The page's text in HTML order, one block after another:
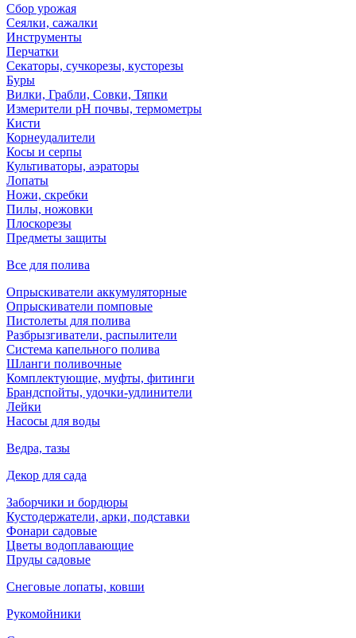
Сбор урожая
Сеялки, сажалки
Инструменты
Перчатки
Секаторы, сучкорезы, кусторезы
Буры
Вилки, Грабли, Совки, Тяпки
Измерители pH почвы, термометры
Кисти
Корнеудалители
Косы и серпы
Культиваторы, аэраторы
Лопаты
Ножи, скребки
Пилы, ножовки
Плоскорезы
Предметы защиты
Все для полива
Опрыскиватели аккумуляторные
Опрыскиватели помповые
Пистолеты для полива
Разбрызгиватели, распылители
Система капельного полива
Шланги поливочные
Комплектующие, муфты, фитинги
Брандспойты, удочки-удлинители
Лейки
Насосы для воды
Ведра, тазы
Декор для сада
Заборчики и бордюры
Кустодержатели, арки, подставки
Фонари садовые
Цветы водоплавающие
Пруды садовые
Снеговые лопаты, ковши
Рукомойники